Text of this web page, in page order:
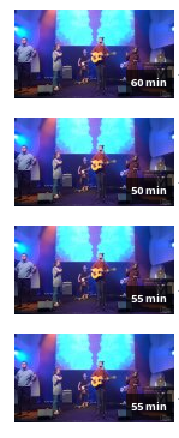
60 min
50 min
55 min
55 min